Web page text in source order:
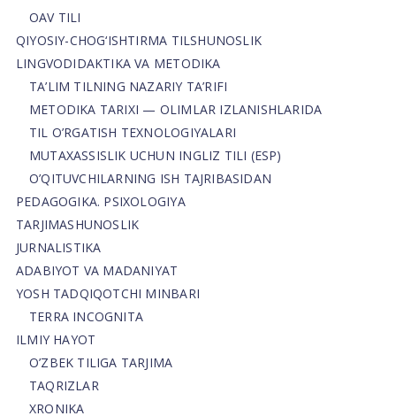
OAV TILI
QIYOSIY-CHOG‘ISHTIRMA TILSHUNOSLIK
LINGVODIDAKTIKA VA METODIKA
TA’LIM TILNING NAZARIY TA’RIFI
METODIKA TARIXI — OLIMLAR IZLANISHLARIDA
TIL O’RGATISH TEXNOLOGIYALARI
MUTAXASSISLIK UCHUN INGLIZ TILI (ESP)
O’QITUVCHILARNING ISH TAJRIBASIDAN
PEDAGOGIKA. PSIXOLOGIYA
TARJIMASHUNOSLIK
JURNALISTIKA
ADABIYOT VA MADANIYAT
YOSH TADQIQOTCHI MINBARI
TERRA INCOGNITA
ILMIY HAYOT
O’ZBEK TILIGA TARJIMA
TAQRIZLAR
XRONIKA